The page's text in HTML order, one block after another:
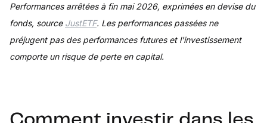
Performances arrêtées à fin mai 2026, exprimées en devise du
fonds, source JustETF. Les performances passées ne
préjugent pas des performances futures et l'investissement
comporte un risque de perte en capital.